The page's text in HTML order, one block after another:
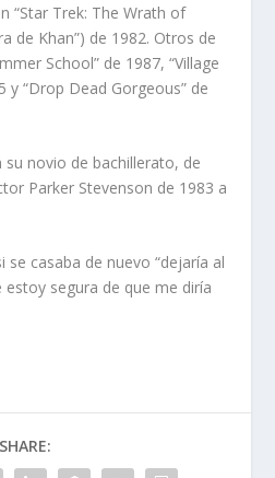
“Star Trek: The Wrath of
de Khan”) de 1982. Otros de
School” de 1987, “Village
y “Drop Dead Gorgeous” de
novio de bachillerato, de
Parker Stevenson de 1983 a
se casaba de nuevo “dejaría al
segura de que me diría
SHARE: